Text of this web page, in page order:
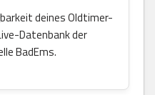
deines Oldtimer-
Datenbank der
BadEms.